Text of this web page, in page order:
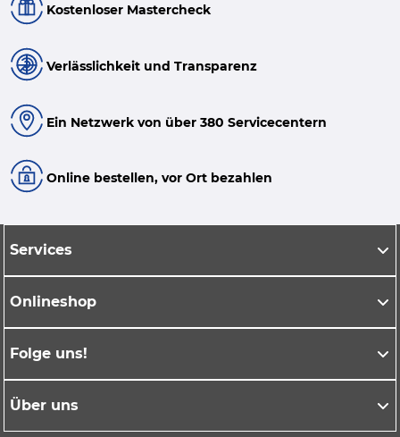
Kostenloser Mastercheck
Verlässlichkeit und Transparenz
Ein Netzwerk von über 380 Servicecentern
Online bestellen, vor Ort bezahlen
Services
Onlineshop
Folge uns!
Über uns